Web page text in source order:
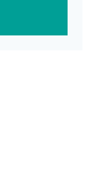
きます！！